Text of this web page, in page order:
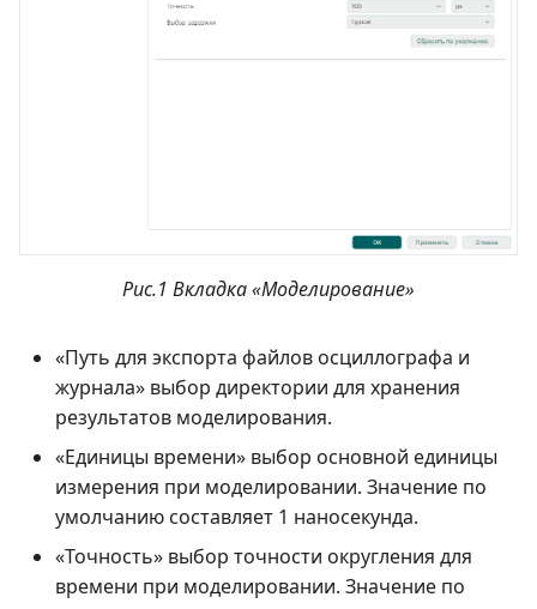
Рис.1 Вкладка «Моделирование»
«Путь для экспорта файлов осциллографа и
журнала» выбор директории для хранения
результатов моделирования.
«Единицы времени» выбор основной единицы
измерения при моделировании. Значение по
умолчанию составляет 1 наносекунда.
«Точность» выбор точности округления для
времени при моделировании. Значение по